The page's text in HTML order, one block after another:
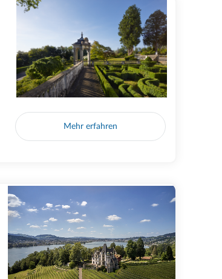
Mehr erfahren